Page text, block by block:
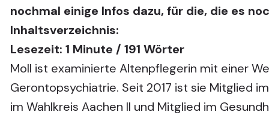
nochmal einige Infos dazu, für die, die es
Inhaltsverzeichnis:
Lesezeit: 1 Minute / 191 Wörter
Moll ist examinierte Altenpflegerin mit einer
Gerontopsychiatrie. Seit 2017 ist sie Mitglied
im Wahlkreis Aachen II und Mitglied im